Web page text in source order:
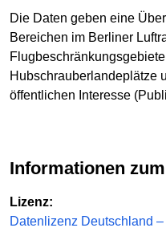
Die Daten geben eine
Bereichen im Berliner
Hubschrauberlandeplätze
öffentlichen Interesse
Informationen
Lizenz:
Datenlizenz Deutschland